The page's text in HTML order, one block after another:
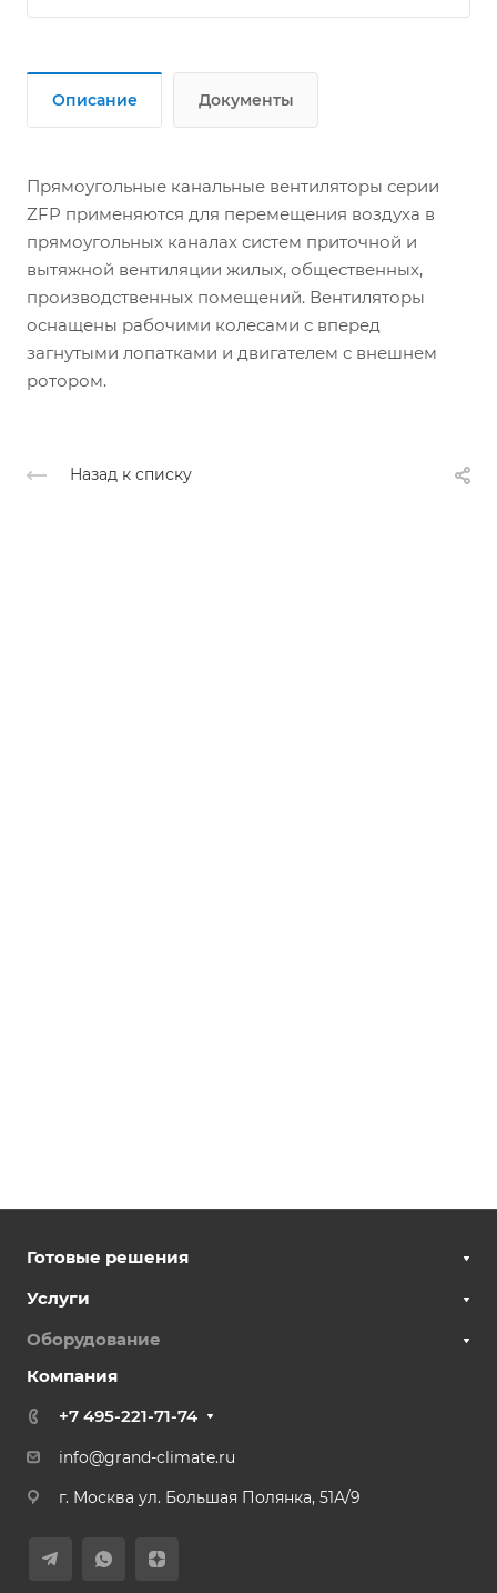
Описание Документы
Прямоугольные канальные вентиляторы серии
ZFP применяются для перемещения воздуха в
прямоугольных каналах систем приточной и
вытяжной вентиляции жилых, общественных,
производственных помещений. Вентиляторы
оснащены рабочими колесами с вперед
загнутыми лопатками и двигателем с внешнем
ротором.
Назад к списку
Готовые решения
Услуги
Оборудование
Компания
+7 495-221-71-74
info@grand-climate.ru
г. Москва ул. Большая Полянка, 51А/9